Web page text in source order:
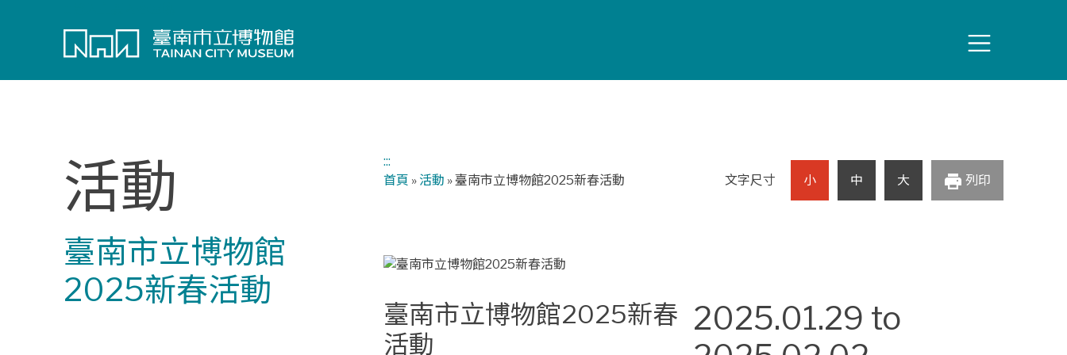
活動
臺南市立博物館
2025新春活動
:::
首頁 » 活動 »臺南市立博物館2025新春活動 文字尺寸 小 中 大 print 列印
臺南市立博物館2025新春
活動
2025.01.29 to